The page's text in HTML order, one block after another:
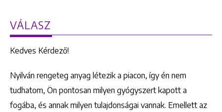
VÁLASZ
Kedves Kérdező!
Nyilván rengeteg anyag létezik a piacon, így én nem
tudhatom, Ön pontosan milyen gyógyszert kapott a
fogába, és annak milyen tulajdonságai vannak. Emellett az